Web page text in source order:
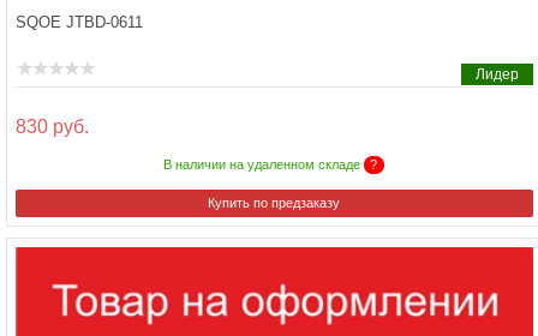
SQOE JTBD-0611
830 руб.
В наличии на удаленном складе ?
Купить по предзаказу
Лидер